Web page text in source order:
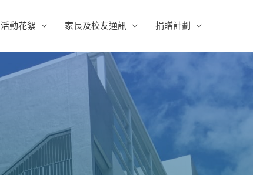
活動花絮 家長及校友通訊 捐贈計劃